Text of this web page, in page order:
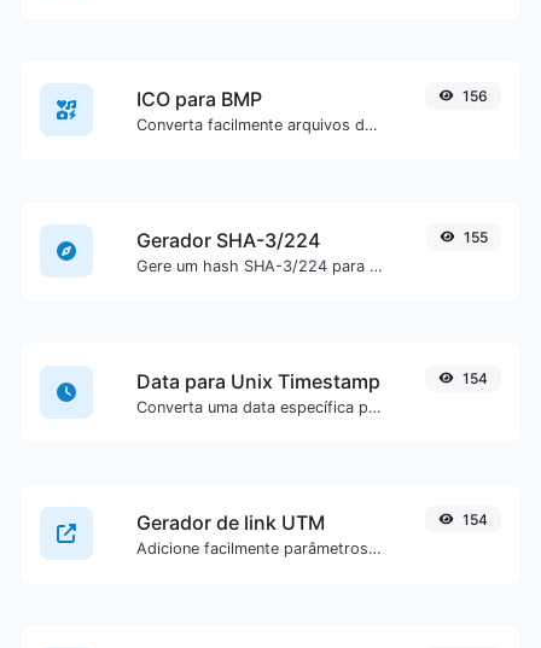
ICO para BMP
Converta facilmente arquivos de imagem ICO para BMP.
156
Gerador SHA-3/224
Gere um hash SHA-3/224 para qualquer entrada de texto.
155
Data para Unix Timestamp
Converta uma data específica para o formato de unix timestamp.
154
Gerador de link UTM
Adicione facilmente parâmetros UTM válidos e gere um link rastreável UTM.
154